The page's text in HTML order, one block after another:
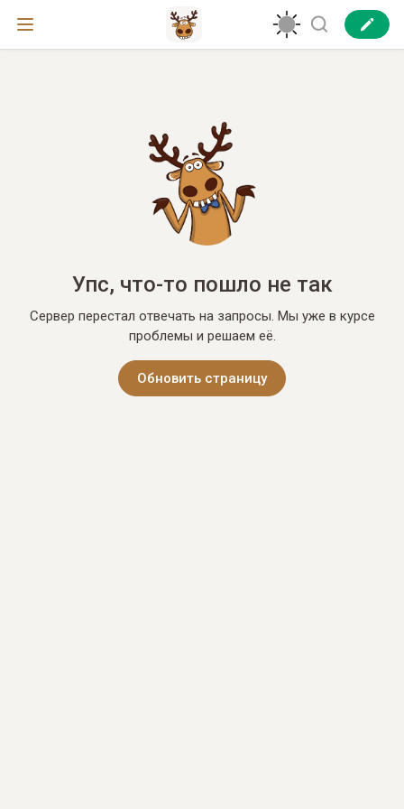
Упс, что-то пошло не так
Сервер перестал отвечать на запросы. Мы уже в курсе
проблемы и решаем её.
Обновить страницу